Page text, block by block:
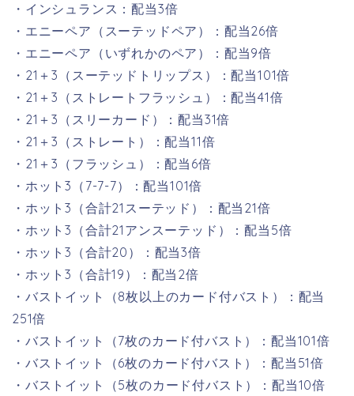
・インシュランス：配当3倍
・エニーペア（スーテッドペア）：配当26倍
・エニーペア（いずれかのペア）：配当9倍
・21＋3（スーテッドトリップス）：配当101倍
・21＋3（ストレートフラッシュ）：配当41倍
・21＋3（スリーカード）：配当31倍
・21＋3（ストレート）：配当11倍
・21＋3（フラッシュ）：配当6倍
・ホット3（7-7-7）：配当101倍
・ホット3（合計21スーテッド）：配当21倍
・ホット3（合計21アンスーテッド）：配当5倍
・ホット3（合計20）：配当3倍
・ホット3（合計19）：配当2倍
・バストイット（8枚以上のカード付バスト）：配当
251倍
・バストイット（7枚のカード付バスト）：配当101倍
・バストイット（6枚のカード付バスト）：配当51倍
・バストイット（5枚のカード付バスト）：配当10倍